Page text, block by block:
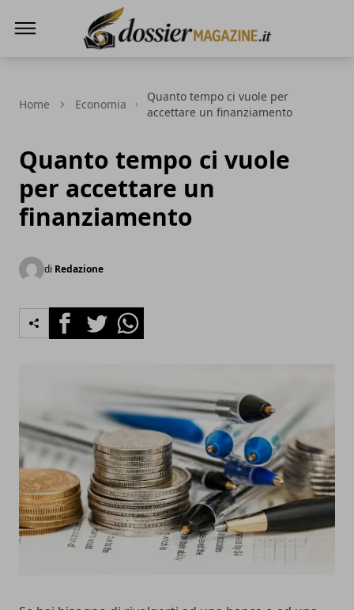
Home Economia
Quanto tempo ci vuole per
accettare un finanziamento
Quanto tempo ci vuole
per accettare un
finanziamento
di Redazione
FacebookTwitterWhatsapp